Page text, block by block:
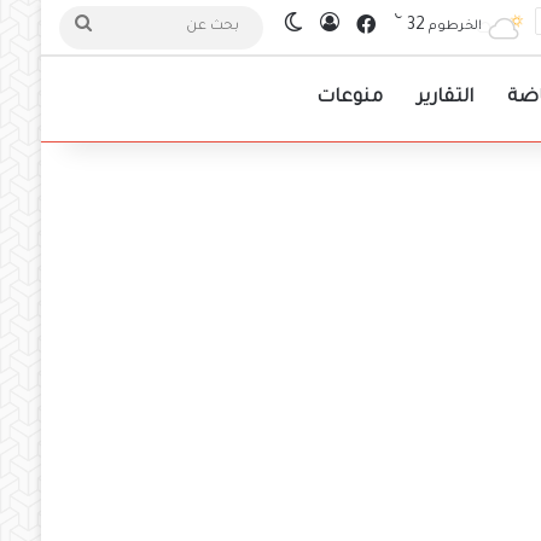
الخرطوم 32
℃ فيسبوكتسجيل الدخول
الوضع المظلم
التقارير منوعات